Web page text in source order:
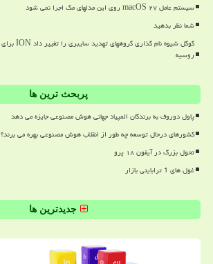
سیستم عامل macOS ۲۷ روی این مدلهای مک اجرا نمی شود
شما نظر بدهید
روسیه
پربحث ترین ها
پاول دوروف به برندگان المپیاد جهانی هوش مصنوعی جایزه می دهد
کشورهای درحال توسعه چه طور از انقلاب هوش مصنوعی بهره می برند؟
تحول بزرگ در آیفون ۱۸ پرو
غول های 1 ترابایتی بازار
جدیدترین ها